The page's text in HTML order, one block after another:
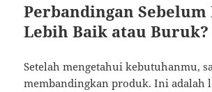
Perbandingan
Lebih Baik atau Buruk?
Setelah mengetahui kebutuhanmu,
membandingkan produk. Ini adalah